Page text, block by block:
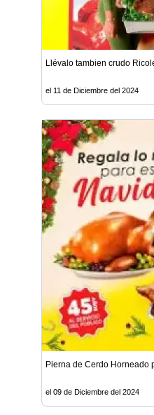
Llévalo tambien crudo
el 11 de Diciembre del 2024
Pierna de Cerdo Horneado
el 09 de Diciembre del 2024